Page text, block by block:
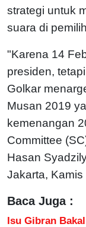
strategi untuk
suara di
"Karena 14
presiden,
Golkar
Musan 2019
kemenangan
Committee
Hasan
Jakarta,
Baca Juga :
Isu Gibran